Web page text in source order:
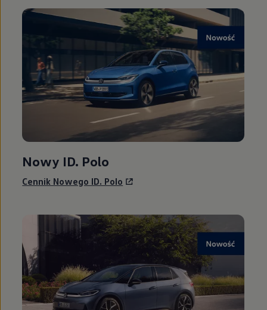
Oferty promocyjne
Promocje na nowe samochody – SUV-y,
Oferty nowych i używanych aut
Kredyt, leasing, najem
Modele sportowe
Leasing i najem dla firm
Leasing
Najem
Finansowanie aut używanych
Finansowanie dla firm
Kalkulator finansowy
Kredyt i najem
Kredyt
Finansowanie aut używanych
Kalkulator finansowy
Ubezpieczenia i gwarancje
Ubezpieczenia komunikacyjne
Zakup i finansowanie dla biznesu
Leasing dla biznesu
Mała flota
Elektromobilność dla firm
Skonfiguruj Volkswagena
Poradnik kupującego
Volkswagen dla biznesu
Serwis, akcesoria i aktualizacje
Nowy ID. Polo
Cennik Nowego ID. Polo